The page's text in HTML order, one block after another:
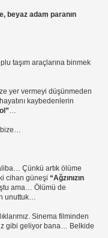
beyaz adam paranın
taşım araçlarına binmek
yer vermeyi düşünmeden
kaybedenlerin
…
bize…
Çünkü artık ölüme
cihan güneşi “Ağzınızın
ama… Ölümü de
unuttuk…
Sinema filminden
gibi geliyor bana… Belkide